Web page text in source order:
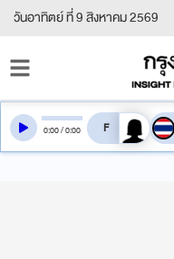
วันอาทิตย์ ที่ 9 สิงหาคม 2569
0:00/0:00 สลับเสียงอ่าน